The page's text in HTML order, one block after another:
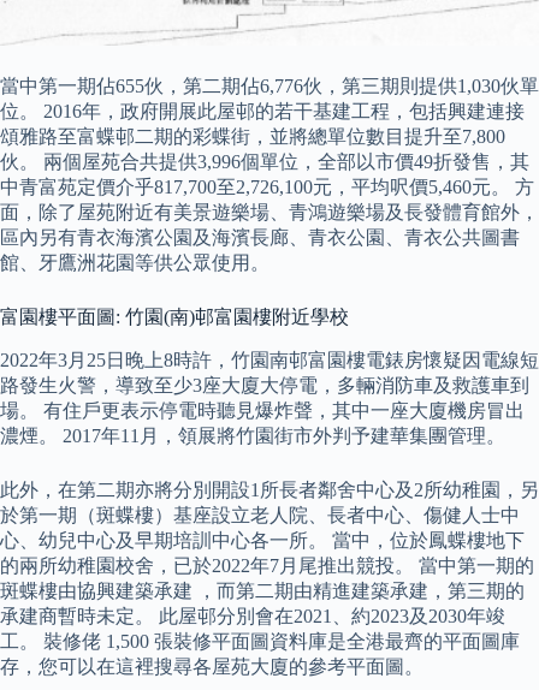
當中第一期佔655伙，第二期佔6,776伙，第三期則提供1,030伙單
位。 2016年，政府開展此屋邨的若干基建工程，包括興建連接
頌雅路至富蝶邨二期的彩蝶街，並將總單位數目提升至7,800
伙。 兩個屋苑合共提供3,996個單位，全部以市價49折發售，其
中青富苑定價介乎817,700至2,726,100元，平均呎價5,460元。 方
面，除了屋苑附近有美景遊樂場、青鴻遊樂場及長發體育館外，
區內另有青衣海濱公園及海濱長廊、青衣公園、青衣公共圖書
館、牙鷹洲花園等供公眾使用。
富園樓平面圖: 竹園(南)邨富園樓附近學校
2022年3月25日晚上8時許，竹園南邨富園樓電錶房懷疑因電線短
路發生火警，導致至少3座大廈大停電，多輛消防車及救護車到
場。 有住戶更表示停電時聽見爆炸聲，其中一座大廈機房冒出
濃煙。 2017年11月，領展將竹園街市外判予建華集團管理。
此外，在第二期亦將分別開設1所長者鄰舍中心及2所幼稚園，另
於第一期（斑蝶樓）基座設立老人院、長者中心、傷健人士中
心、幼兒中心及早期培訓中心各一所。 當中，位於鳳蝶樓地下
的兩所幼稚園校舍，已於2022年7月尾推出競投。 當中第一期的
斑蝶樓由協興建築承建 ，而第二期由精進建築承建，第三期的
承建商暫時未定。 此屋邨分別會在2021、約2023及2030年竣
工。 裝修佬 1,500 張裝修平面圖資料庫是全港最齊的平面圖庫
存，您可以在這裡搜尋各屋苑大廈的參考平面圖。